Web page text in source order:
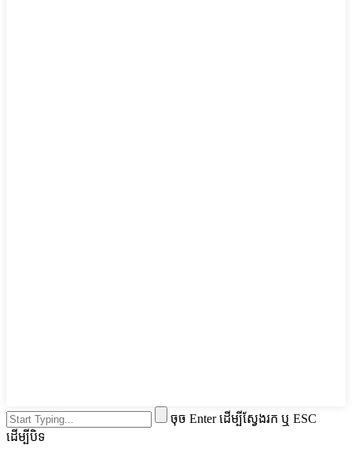
ចុច Enter ដើម្បីស្វែងរក ឬ ESC
ដើម្បីបិទ